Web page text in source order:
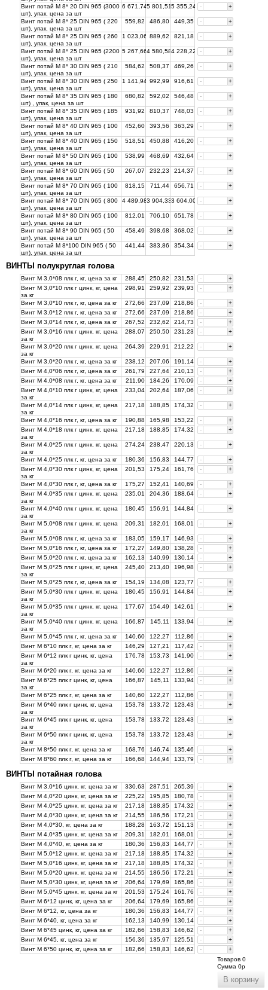
Винт потай М 8* 20 DIN 965 (3000
шт), упак, цена за шт
6 671,745 801,515 355,24 - +
Винт потай М 8* 25 DIN 965 ( 220
шт), упак, цена за шт
559,82 486,80 449,35 - +
Винт потай М 8* 25 DIN 965 ( 260
шт), упак, цена за шт
1 023,06 889,62 821,18 - +
Винт потай М 8* 25 DIN 965 (2200
шт), упак, цена за шт
5 267,664 580,584 228,22 - +
Винт потай М 8* 30 DIN 965 ( 210
шт), упак, цена за шт
584,62 508,37 469,26 - +
Винт потай М 8* 30 DIN 965 ( 250
шт), упак, цена за шт
1 141,94 992,99 916,61 - +
Винт потай М 8* 35 DIN 965 ( 180
шт) , упак, цена за шт
680,82 592,02 546,48 - +
Винт потай М 8* 35 DIN 965 ( 185
шт), упак, цена за шт
931,92 810,37 748,03 - +
Винт потай М 8* 40 DIN 965 ( 100
шт), упак, цена за шт
452,60 393,56 363,29 - +
Винт потай М 8* 40 DIN 965 ( 150
шт), упак, цена за шт
518,51 450,88 416,20 - +
Винт потай М 8* 50 DIN 965 ( 100
шт), упак, цена за шт
538,99 468,69 432,64 - +
Винт потай М 8* 60 DIN 965 ( 50
шт), упак, цена за шт
267,07 232,23 214,37 - +
Винт потай М 8* 70 DIN 965 ( 100
шт), упак, цена за шт
818,15 711,44 656,71 - +
Винт потай М 8* 70 DIN 965 ( 800
шт), упак, цена за шт
4 489,983 904,333 604,00 - +
Винт потай М 8* 80 DIN 965 ( 100
шт), упак, цена за шт
812,01 706,10 651,78 - +
Винт потай М 8* 90 DIN 965 ( 50
шт), упак, цена за шт
458,49 398,68 368,02 - +
Винт потай М 8*100 DIN 965 ( 50
шт), упак, цена за шт
441,44 383,86 354,34 - +
ВИНТЫ полукруглая голова
Винт М 3,0*08 плк г, кг, цена за кг 288,45 250,82 231,53 -
+
Винт М 3,0*10 плк г цинк, кг, цена
за кг
298,91 259,92 239,93 - +
Винт М 3,0*10 плк г, кг, цена за кг 272,66 237,09 218,86 -
+
Винт М 3,0*12 плк г, кг, цена за кг 272,66 237,09 218,86 -
+
Винт М 3,0*14 плк г, кг, цена за кг 267,52 232,62 214,73 -
+
Винт М 3,0*16 плк г цинк, кг, цена
за кг
288,07 250,50 231,23 - +
Винт М 3,0*20 плк г цинк, кг, цена
за кг
264,39 229,91 212,22 - +
Винт М 3,0*20 плк г, кг, цена за кг 238,12 207,06 191,14 -
+
Винт М 4,0*06 плк г, кг, цена за кг 261,79 227,64 210,13 -
+
Винт М 4,0*08 плк г, кг, цена за кг 211,90 184,26 170,09 -
+
Винт М 4,0*10 плк г цинк, кг, цена
за кг
233,04 202,64 187,06 - +
Винт М 4,0*14 плк г цинк, кг, цена
за кг
217,18 188,85 174,32 - +
Винт М 4,0*16 плк г, кг, цена за кг 190,88 165,98 153,22 -
+
Винт М 4,0*18 плк г цинк, кг, цена
за кг
217,18 188,85 174,32 - +
Винт М 4,0*25 плк г цинк, кг, цена
за кг
274,24 238,47 220,13 - +
Винт М 4,0*25 плк г, кг, цена за кг 180,36 156,83 144,77 -
+
Винт М 4,0*30 плк г цинк, кг, цена
за кг
201,53 175,24 161,76 - +
Винт М 4,0*30 плк г, кг, цена за кг 175,27 152,41 140,69 -
+
Винт М 4,0*35 плк г цинк, кг, цена
за кг
235,01 204,36 188,64 - +
Винт М 4,0*40 плк г цинк, кг, цена
за кг
180,45 156,91 144,84 - +
Винт М 5,0*08 плк г цинк, кг, цена
за кг
209,31 182,01 168,01 - +
Винт М 5,0*08 плк г, кг, цена за кг 183,05 159,17 146,93 -
+
Винт М 5,0*16 плк г, кг, цена за кг 172,27 149,80 138,28 -
+
Винт М 5,0*20 плк г, кг, цена за кг 162,13 140,99 130,14 -
+
Винт М 5,0*25 плк г цинк, кг, цена
за кг
245,40 213,40 196,98 - +
Винт М 5,0*25 плк г, кг, цена за кг 154,19 134,08 123,77 -
+
Винт М 5,0*30 плк г цинк, кг, цена
за кг
180,45 156,91 144,84 - +
Винт М 5,0*35 плк г цинк, кг, цена
за кг
177,67 154,49 142,61 - +
Винт М 5,0*40 плк г цинк, кг, цена
за кг
166,87 145,11 133,94 - +
Винт М 5,0*45 плк г, кг, цена за кг 140,60 122,27 112,86 -
+
Винт М 6*10 плк г, кг, цена за кг 146,29 127,21 117,42 -
+
Винт М 6*12 плк г цинк, кг, цена
за кг
176,78 153,73 141,90 - +
Винт М 6*20 плк г, кг, цена за кг 140,60 122,27 112,86 -
+
Винт М 6*25 плк г цинк, кг, цена
за кг
166,87 145,11 133,94 - +
Винт М 6*25 плк г, кг, цена за кг 140,60 122,27 112,86 -
+
Винт М 6*40 плк г цинк, кг, цена
за кг
153,78 133,72 123,43 - +
Винт М 6*45 плк г цинк, кг, цена
за кг
153,78 133,72 123,43 - +
Винт М 6*50 плк г цинк, кг, цена
за кг
153,78 133,72 123,43 - +
Винт М 8*50 плк г, кг, цена за кг 168,76 146,74 135,46 -
+
Винт М 8*60 плк г, кг, цена за кг 166,68 144,94 133,79 - +
ВИНТЫ потайная голова
Винт М 3,0*16 цинк, кг, цена за кг 330,63 287,51 265,39 -
+
Винт М 4,0*20 цинк, кг, цена за кг 225,22 195,85 180,78 -
+
Винт М 4,0*25 цинк, кг, цена за кг 217,18 188,85 174,32 -
+
Винт М 4,0*30 цинк, кг, цена за кг 214,55 186,56 172,21 -
+
Винт М 4,0*30, кг, цена за кг 188,28 163,72 151,13 -
+
Винт М 4,0*35 цинк, кг, цена за кг 209,31 182,01 168,01 -
+
Винт М 4,0*40, кг, цена за кг 180,36 156,83 144,77 -
+
Винт М 5,0*12 цинк, кг, цена за кг 217,18 188,85 174,32 -
+
Винт М 5,0*16 цинк, кг, цена за кг 217,18 188,85 174,32 -
+
Винт М 5,0*20 цинк, кг, цена за кг 214,55 186,56 172,21 -
+
Винт М 5,0*30 цинк, кг, цена за кг 206,64 179,69 165,86 -
+
Винт М 5,0*45 цинк, кг, цена за кг 201,53 175,24 161,76 -
+
Винт М 6*12 цинк, кг, цена за кг 206,64 179,69 165,86 -
+
Винт М 6*12, кг, цена за кг 180,36 156,83 144,77 -
+
Винт М 6*40, кг, цена за кг 162,13 140,99 130,14 -
+
Винт М 6*45 цинк, кг, цена за кг 182,66 158,83 146,62 -
+
Винт М 6*45, кг, цена за кг 156,36 135,97 125,51 -
+
Винт М 6*50 цинк, кг, цена за кг 182,66 158,83 146,62 -
+
Товаров 0
Cумма 0р
В корзину